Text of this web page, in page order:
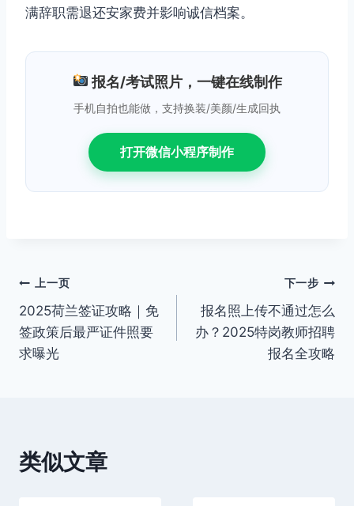
满辞职需退还安家费并影响诚信档案。
报名/考试照片，一键在线制作
手机自拍也能做，支持换装/美颜/生成回执
打开微信小程序制作
文
章
导
上一页
2025荷兰签证攻略｜免
签政策后最严证件照要
求曝光
下一步
报名照上传不通过怎么
办？2025特岗教师招聘
报名全攻略
类似文章